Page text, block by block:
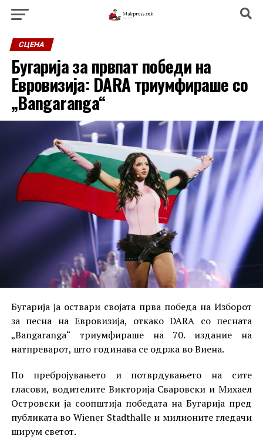
СЦЕНА
Бугарија за првпат победи на
Евровизија: DARA триумфираше со
„Bangaranga“
Бугарија ја оствари својата прва победа на Изборот
за песна на Евровизија, откако DARA со песната
„Bangaranga“ триумфираше на 70. издание на
натпреварот, што годинава се одржа во Виена.
По пребројувањето и потврдувањето на сите
гласови, водителите Викторија Сваровски и Михаел
Островски ја соопштија победата на Бугарија пред
публиката во Wiener Stadthalle и милионите гледачи
ширум светот.